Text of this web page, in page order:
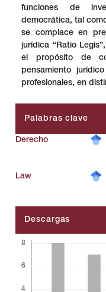
funciones de
democrática, tal
se complace en
jurídica “Ratio
el propósito de
pensamiento
profesionales, en
Palabras clave
Derecho
Law
Descargas